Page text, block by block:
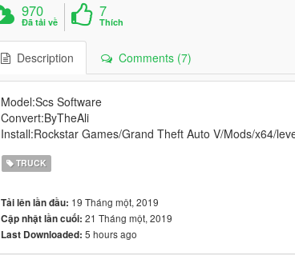
970
Đã tải về
7
Thích
Description Comments (7)
Model:Scs Software
Convert:ByTheAli
Install:Rockstar Games/Grand Theft Auto V/Mods/x64/
TRUCK
Tải lên lần đầu: 19 Tháng một, 2019
Cập nhật lần cuối: 21 Tháng một, 2019
Last Downloaded: 5 hours ago